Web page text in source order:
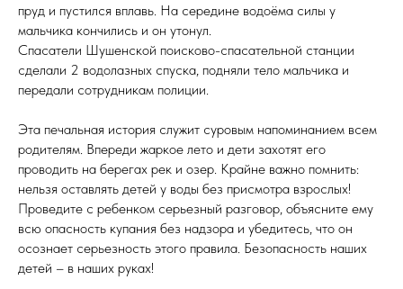
пруд и пустился вплавь. На середине водоёма силы у
мальчика кончились и он утонул.
Спасатели Шушенской поисково-спасательной станции
сделали 2 водолазных спуска, подняли тело мальчика и
передали сотрудникам полиции.
Эта печальная история служит суровым напоминанием всем
родителям. Впереди жаркое лето и дети захотят его
проводить на берегах рек и озер. Крайне важно помнить:
нельзя оставлять детей у воды без присмотра взрослых!
Проведите с ребенком серьезный разговор, объясните ему
всю опасность купания без надзора и убедитесь, что он
осознает серьезность этого правила. Безопасность наших
детей – в наших руках!